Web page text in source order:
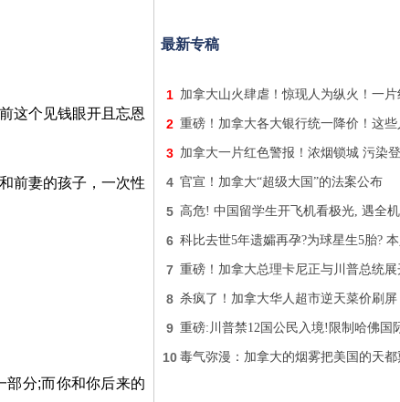
这个见钱眼开且忘恩
前妻的孩子，一次性
分;而你和你后来的
最新专稿
1 加拿大山火肆虐！惊现人为纵火！一
2 重磅！加拿大各大银行统一降价！这些
3 加拿大一片红色警报！浓烟锁城 污染
4 官宣！加拿大“超级大国”的法案公布
5 高危! 中国留学生开飞机看极光, 遇全
6 科比去世5年遗孀再孕?为球星生5胎?
7 重磅！加拿大总理卡尼正与川普总统
8 杀疯了！加拿大华人超市逆天菜价刷屏
9 重磅:川普禁12国公民入境!限制哈佛国
10 毒气弥漫：加拿大的烟雾把美国的天都